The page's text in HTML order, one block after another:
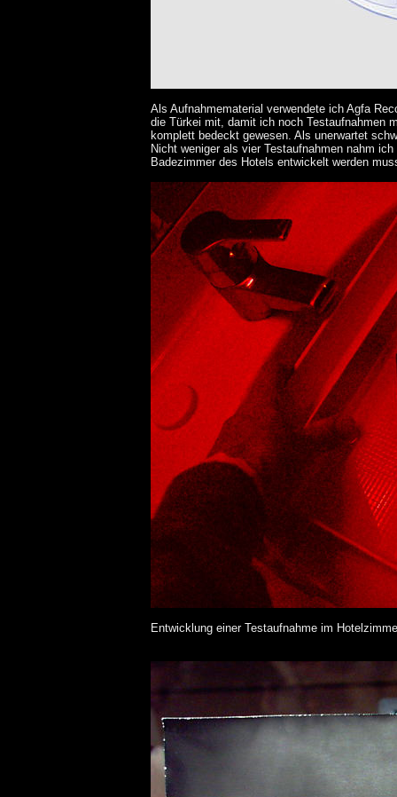
Als Aufnahmematerial verwendete ich Agfa
die Türkei mit, damit ich noch Testaufnahmen
komplett bedeckt gewesen. Als unerwartet
Nicht weniger als vier Testaufnahmen nahm
Badezimmer des Hotels entwickelt werden
Entwicklung einer Testaufnahme im